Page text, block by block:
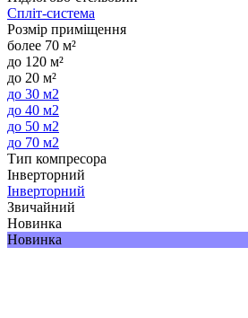
Спліт-система
Розмір приміщення
более 70 м²
до 120 м²
до 20 м²
до 30 м2
до 40 м2
до 50 м2
до 70 м2
Тип компресора
Інверторний
Інверторний
Звичайний
Новинка
Новинка